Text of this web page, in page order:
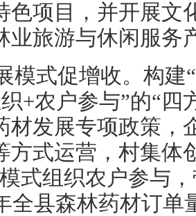
色项目，并开展文
业旅游与休闲服务
模式促增收。构建
+农户参与”的“四
材发展专项政策，
方式运营，村集体
式组织农户参与
全县森林药材订单